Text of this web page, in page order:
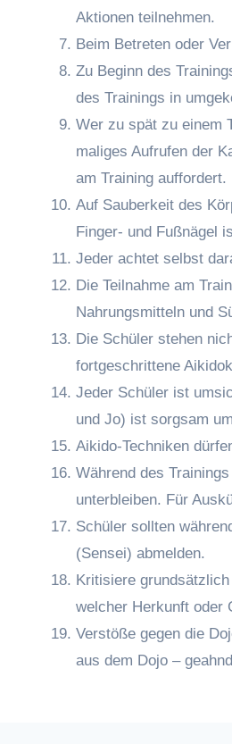
Aktionen teilnehmen.
Beim Betreten oder
Zu Beginn des
des Trainings in
Wer zu spät zu einem
maliges Aufrufen der
am Training
Auf Sauberkeit des
Finger- und Fußnägel
Jeder achtet selbst
Die Teilnahme am
Nahrungsmitteln und
Die Schüler stehen
fortgeschrittene
Jeder Schüler ist
und Jo) ist sorgsam
Aikido-Techniken
Während des
unterbleiben. Für
Schüler sollten
(Sensei) abmelden.
Kritisiere
welcher Herkunft oder
Verstöße gegen die
aus dem Dojo –